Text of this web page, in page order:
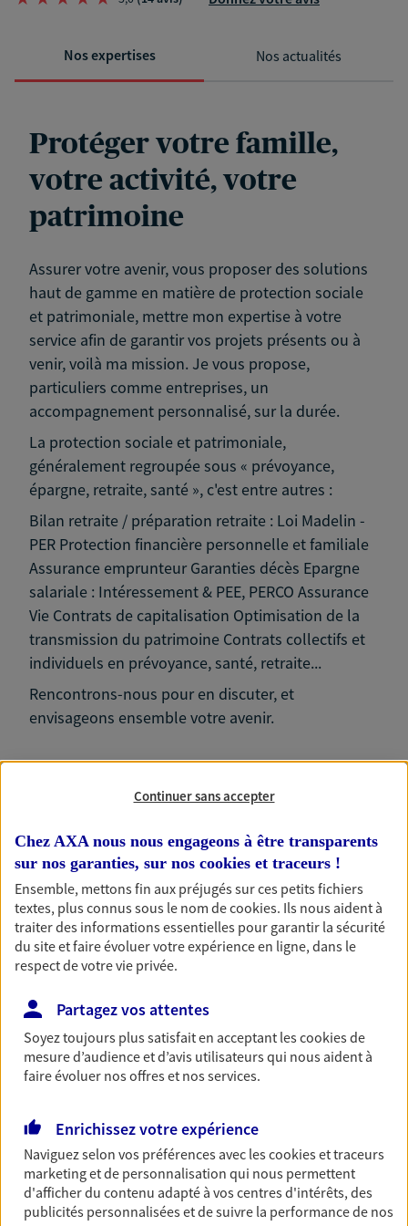
Nos expertises Nos actualités
Protéger votre famille,
votre activité, votre
patrimoine
Assurer votre avenir, vous proposer des solutions
haut de gamme en matière de protection sociale
et patrimoniale, mettre mon expertise à votre
service afin de garantir vos projets présents ou à
venir, voilà ma mission. Je vous propose,
particuliers comme entreprises, un
accompagnement personnalisé, sur la durée.
La protection sociale et patrimoniale,
généralement regroupée sous « prévoyance,
épargne, retraite, santé », c'est entre autres :
Bilan retraite / préparation retraite : Loi Madelin -
PER Protection financière personnelle et familiale
Assurance emprunteur Garanties décès Epargne
salariale : Intéressement & PEE, PERCO Assurance
Vie Contrats de capitalisation Optimisation de la
transmission du patrimoine Contrats collectifs et
individuels en prévoyance, santé, retraite...
Rencontrons-nous pour en discuter, et
envisageons ensemble votre avenir.
Nos expertises
Accompagner les
professionnels et les
entreprises
Comme vous, nous sommes des indépendants. Nous
bâtissons ensemble des solutions cohérentes pour
protéger votre activité, vos collaborateurs... mais aussi
vous-même et votre famille.
Accompagner vos projets de
vie
Achat immobilier, installation, départ à la retraite…
Autant de moments de vie qui nécessitent des solutions
d'assurance et d'épargne. Recevez un conseil d'expert
Continuer sans accepter
Chez AXA nous nous engageons à être transparents
sur nos garanties, sur nos cookies et traceurs !
Ensemble, mettons fin aux préjugés sur ces petits fichiers
textes, plus connus sous le nom decookies. Ils nous aident à
traiter des informations essentielles pour garantir la sécurité
du site et faire évoluer votre expérience en ligne, dans le
respect de votre vie privée.
Partagez vos attentes
Soyez toujours plus satisfait en acceptant lescookiesde
mesure d’audience et d’avis utilisateurs qui nous aident à
faire évoluer nos offres et nos services.
Enrichissez votre expérience
Naviguez selon vos préférences avec lescookies et traceurs
marketing et de personnalisation qui nous permettent
d'afficher du contenu adapté à vos centres d'intérêts, des
publicités personnalisées et de suivre la performance de nos